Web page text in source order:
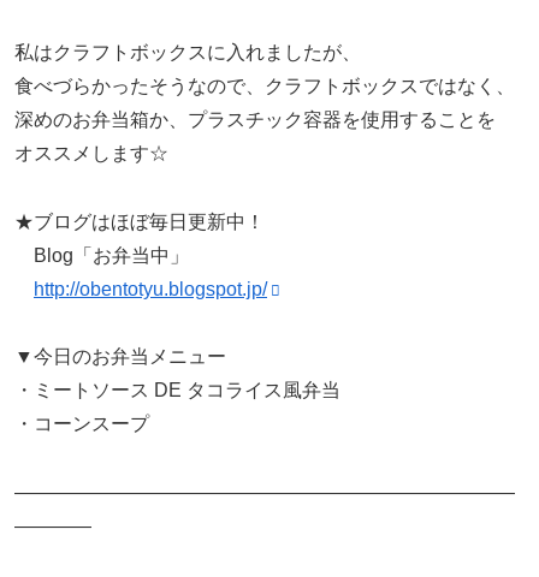
私はクラフトボックスに入れましたが、
食べづらかったそうなので、クラフトボックスではなく、
深めのお弁当箱か、プラスチック容器を使用することを
オススメします☆
★ブログはほぼ毎日更新中！
Blog「お弁当中」
http://obentotyu.blogspot.jp/
▼今日のお弁当メニュー
・ミートソース DE タコライス風弁当
・コーンスープ
——————————————————————————
————